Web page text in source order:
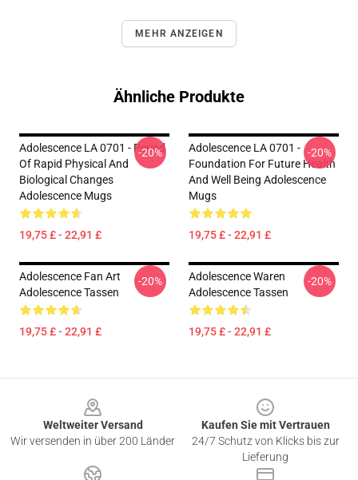
MEHR ANZEIGEN
Ähnliche Produkte
Adolescence LA 0701 - Period
Of Rapid Physical And
Biological Changes
Adolescence Mugs
19,75 £ - 22,91 £
-20%
Adolescence LA 0701 -
Foundation For Future Health
And Well Being Adolescence
Mugs
19,75 £ - 22,91 £
-20%
Adolescence Fan Art
Adolescence Tassen
19,75 £ - 22,91 £
-20%
Adolescence Waren
Adolescence Tassen
19,75 £ - 22,91 £
-20%
Weltweiter Versand
Wir versenden in über 200 Länder
Kaufen Sie mit Vertrauen
24/7 Schutz von Klicks bis zur
Lieferung